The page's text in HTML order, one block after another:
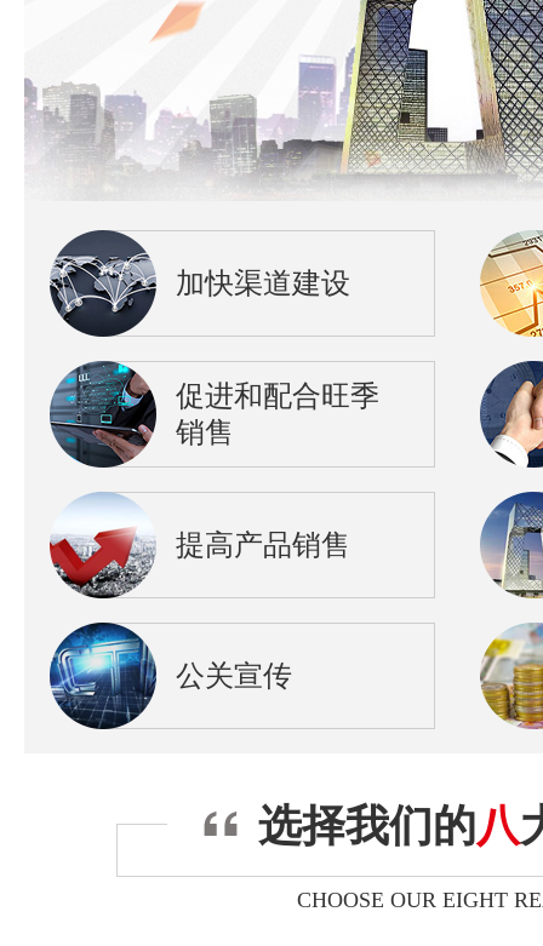
加快渠道建设
促进和配合旺季
销售
提高产品销售
公关宣传
选择我们的八
CHOOSE OUR EIGHT